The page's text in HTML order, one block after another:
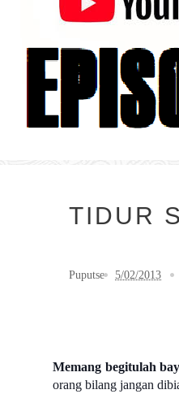
TIDUR
Puputse 5/02/2013
Memang begitulah
orang bilang jangan